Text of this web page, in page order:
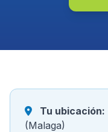
Tu ubicación:
(Malaga)